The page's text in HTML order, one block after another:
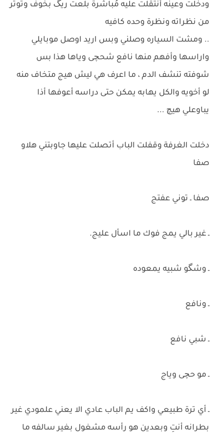
ودخلت وعينه أنتقلت عليه مُباشرةً بلعت ريگ بخوف وتوتر
من نظراته ونظرة وحده كافيه
.. ومشت السياره وصلني وبس اريد اوصل موبايلي
واراسها وأفهم منها نافع شحچى وياها هذا بس
شوفته تنشف الدم ، ما اعرف هي ليش هيج متخاف منه
لو أخويه والكل يهابه يمكن حتى دراسه أعوفها أذا
يباوعلي هيچ ...
دخلت الغرفة وقفلت الباب أتصلت عليها جاوبتني هلاو
صفا
صفا ـ توني عفتج
ـ غير بالي يمج فوك ما اسأل عليج.
ـ وشگو شبيه يمعوده
ـ ونافع
ـ شبي نافع
ـ مو حچى وياج
ـ أي ترة طبيعي واكف يم الباب عادي الا يعني علمودي غير
بطرانه أنتِ وبعدين هو رأسه مشغول بغير سالفه ما